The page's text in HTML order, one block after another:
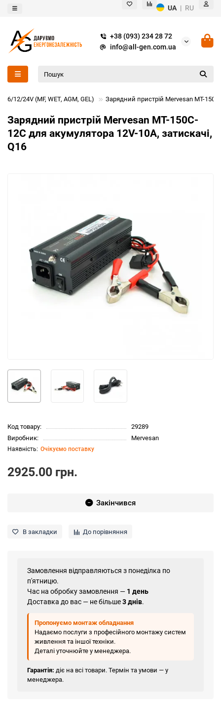
UA | RU
+38 (093) 234 28 72
info@all-gen.com.ua
6/12/24V (MF, WET, AGM, GEL) Зарядний пристрій Mervesan MT-
Зарядний пристрій Mervesan MT-150C-
12C для акумулятора 12V-10A, затискачі,
Q16
Код товару:
29289
Виробник:
Mervesan
Очікуємо поставку
2925.00 грн.
Закінчився
В закладки До порівняння
Замовлення відправляються з понеділка по
п'ятницю.
Час на обробку замовлення — 1 день
Доставка до вас — не більше3 днів.
Пропонуємо монтаж обладнання
Надаємо послуги з професійного монтажу систем
живлення та іншої техніки.
Деталі уточнюйте у менеджера.
Гарантія: діє на всі товари. Термін та умови — у
менеджера.